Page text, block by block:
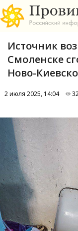
А
Б
В
Источник
Смоленске
Ново-
2 июля 2025, 14:04